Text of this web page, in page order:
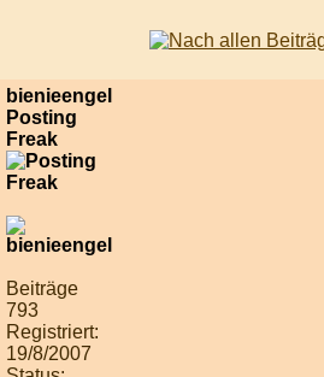
bienieengel
Posting
Freak
Beiträge
793
Registriert:
19/8/2007